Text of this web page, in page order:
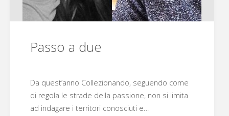
Passo a due
Da quest’anno Collezionando, seguendo come
di regola le strade della passione, non si limita
ad indagare i territori conosciuti e…